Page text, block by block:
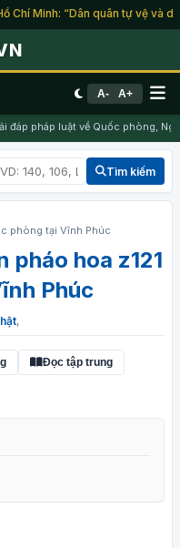
Chí Minh: “Dân quân tự vệ và
A- A+
đáp pháp luật về Quốc phòng,
Tìm kiếm
phòng tại Vĩnh Phúc
pháo hoa z121
Phúc
,
Đọc tập trung